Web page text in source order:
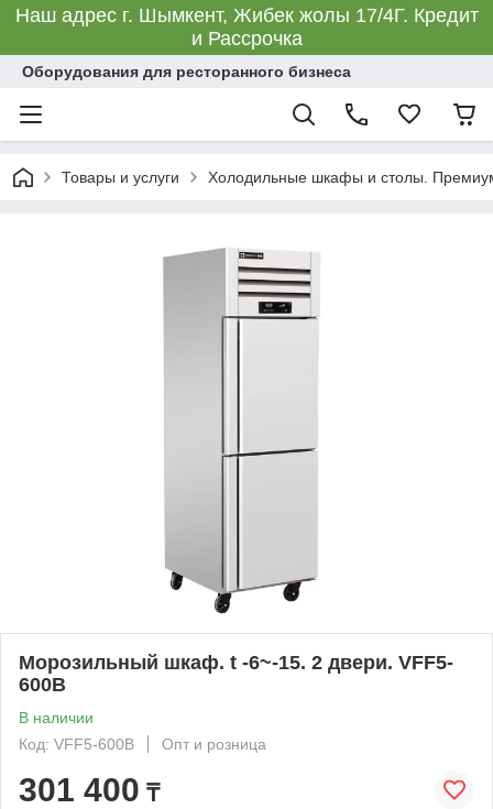
Наш адрес г. Шымкент, Жибек жолы 17/4Г. Кредит
и Рассрочка
Оборудования для ресторанного бизнеса
Товары и услуги Холодильные шкафы и столы.
Морозильный шкаф. t -6~-15. 2 двери. VFF5-
600B
В наличии
Код: VFF5-600B
Опт и розница
301 400 ₸